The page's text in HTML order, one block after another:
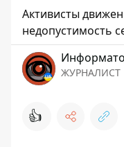
Активисты
недопустимость
ЖУРНАЛИСТ
👍